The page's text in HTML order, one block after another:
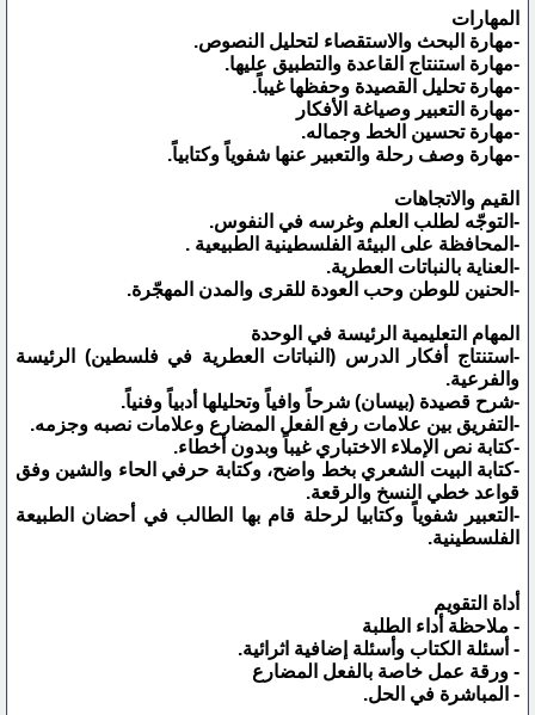
المهارات
-مهارة البحث والاستقصاء لتحليل النصوص.
-مهارة استنتاج القاعدة والتطبيق عليها.
-مهارة تحليل القصيدة وحفظها غيباً.
-مهارة التعبير وصياغة الأفكار
-مهارة تحسين الخط وجماله.
-مهارة وصف رحلة والتعبير عنها شفوياً وكتابياً.
القيم والاتجاهات
-التوجّه لطلب العلم وغرسه في النفوس.
-المحافظة على البيئة الفلسطينية الطبيعية .
-العناية بالنباتات العطرية.
-الحنين للوطن وحب العودة للقرى والمدن المهجّرة.
المهام التعليمية الرئيسة في الوحدة
-استنتاج أفكار الدرس (النباتات العطرية في فلسطين) الرئيسة
والفرعية.
-شرح قصيدة (بيسان) شرحاً وافياً وتحليلها أدبياً وفنياً.
-التفريق بين علامات رفع الفعل المضارع وعلامات نصبه وجزمه.
-كتابة نص الإملاء الاختباري غيباً وبدون أخطاء.
-كتابة البيت الشعري بخط واضح، وكتابة حرفي الحاء والشين وفق
قواعد خطي النسخ والرقعة.
-التعبير شفوياً وكتابيا لرحلة قام بها الطالب في أحضان الطبيعة
الفلسطينية.
أداة التقويم
- ملاحظة أداء الطلبة
- أسئلة الكتاب وأسئلة إضافية اثرائية.
- ورقة عمل خاصة بالفعل المضارع
- المباشرة في الحل.